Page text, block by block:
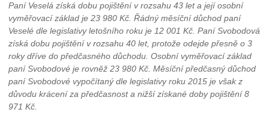
Paní Veselá získá dobu pojištění v rozsahu 43 let a její osobní
vyměřovací základ je 23 980 Kč. Řádný měsíční důchod paní
Veselé dle legislativy letošního roku je 12 001 Kč. Paní Svobodová
získá dobu pojištění v rozsahu 40 let, protože odejde přesně o 3
roky dříve do předčasného důchodu. Osobní vyměřovací základ
paní Svobodové je rovněž 23 980 Kč. Měsíční předčasný důchod
paní Svobodové vypočítaný dle legislativy roku 2015 je však z
důvodu krácení za předčasnost a nižší získané doby pojištění 8
971 Kč.